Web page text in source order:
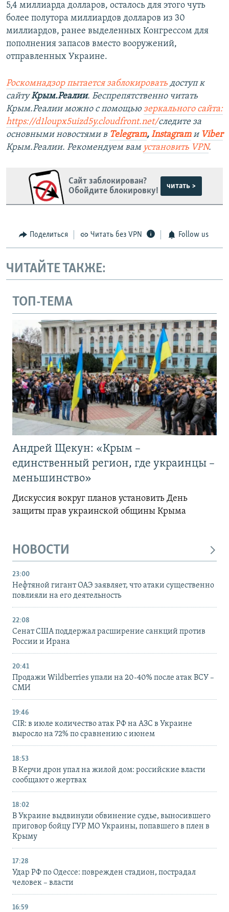
5,4 миллиарда долларов, осталось для этого чуть
более полутора миллиардов долларов из 30
миллиардов, ранее выделенных Конгрессом для
пополнения запасов вместо вооружений,
отправленных Украине.
Роскомнадзор пытается заблокировать доступ к
сайтуКрым.Реалии. Беспрепятственно читать
Крым.Реалии можно с помощью зеркального сайта:
https://d1loupx5uizd5y.cloudfront.net/следите за
основными новостями в Telegram, Instagramи Viber
Крым.Реалии. Рекомендуем вам установить VPN.
Сайт заблокирован?
Обойдите блокировку!
читать >
Поделиться Читать без VPN Follow us
ЧИТАЙТЕ ТАКЖЕ:
ТОП-ТЕМА
Андрей Щекун: «Крым –
единственный регион, где украинцы –
меньшинство»
Дискуссия вокруг планов установить День
защиты прав украинской общины Крыма
НОВОСТИ
23:00
Нефтяной гигант ОАЭ заявляет, что атаки существенно
повлияли на его деятельность
22:08
Сенат США поддержал расширение санкций против
России и Ирана
20:41
Продажи Wildberries упали на 20-40% после атак ВСУ –
СМИ
19:46
CIR: в июле количество атак РФ на АЗС в Украине
выросло на 72% по сравнению с июнем
18:53
В Керчи дрон упал на жилой дом: российские власти
сообщают о жертвах
18:02
В Украине выдвинули обвинение судье, выносившего
приговор бойцу ГУР МО Украины, попавшего в плен в
Крыму
17:28
Удар РФ по Одессе: поврежден стадион, пострадал
человек – власти
16:59